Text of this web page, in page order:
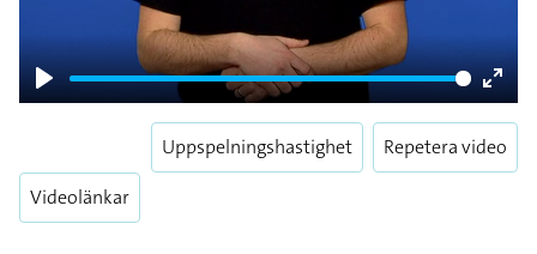
Play
Enter
Videolänkar
Uppspelningshastighet Repetera video